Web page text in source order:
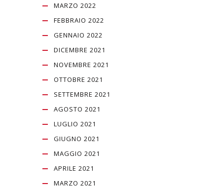
MARZO 2022
FEBBRAIO 2022
GENNAIO 2022
DICEMBRE 2021
NOVEMBRE 2021
OTTOBRE 2021
SETTEMBRE 2021
AGOSTO 2021
LUGLIO 2021
GIUGNO 2021
MAGGIO 2021
APRILE 2021
MARZO 2021